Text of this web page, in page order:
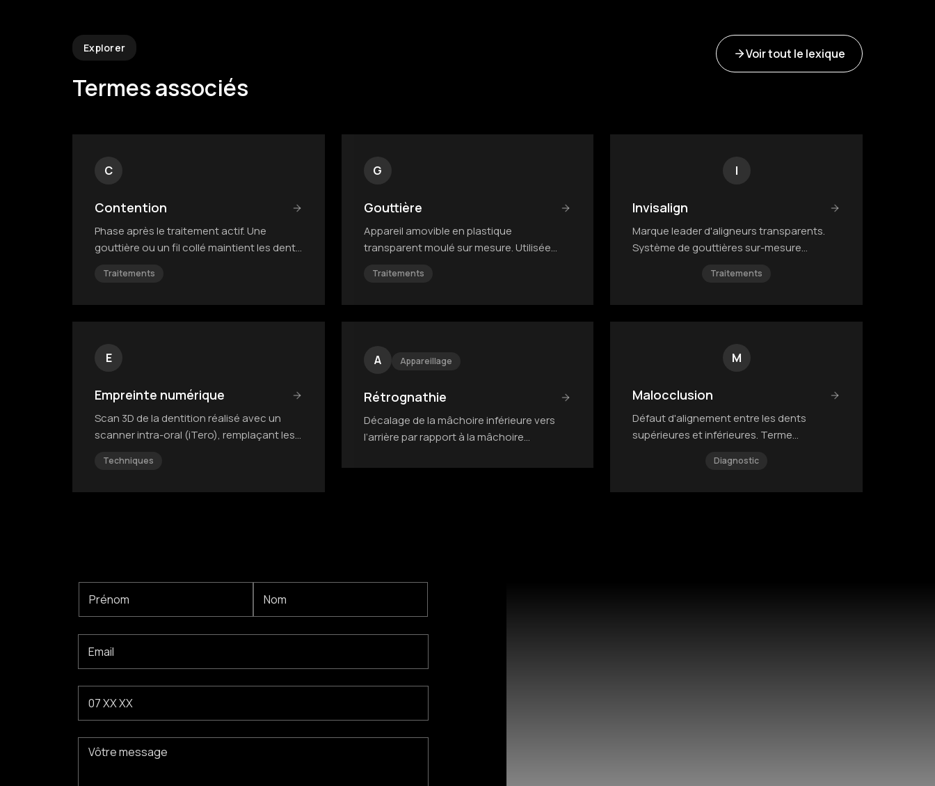
Explorer
Termes associés
Voir tout le lexique
C
Contention
Phase après le traitement actif. Une
gouttière ou un fil collé maintient les dents
Traitements
G
Gouttière
Appareil amovible en plastique
transparent moulé sur mesure. Utilisée
Traitements
I
Invisalign
Marque leader d'aligneurs transparents.
Système de gouttières sur-mesure
Traitements
E
Empreinte numérique
Scan 3D de la dentition réalisé avec un
scanner intra-oral (iTero), remplaçant les
Techniques
A Appareillage
Rétrognathie
Décalage de la mâchoire inférieure vers
l’arrière par rapport à la mâchoire
M
Malocclusion
Défaut d'alignement entre les dents
supérieures et inférieures. Terme
Diagnostic